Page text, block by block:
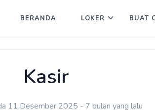
BERANDA LOKER BUAT
Kasir
11 Desember 2025 - 7 bulan yang lalu